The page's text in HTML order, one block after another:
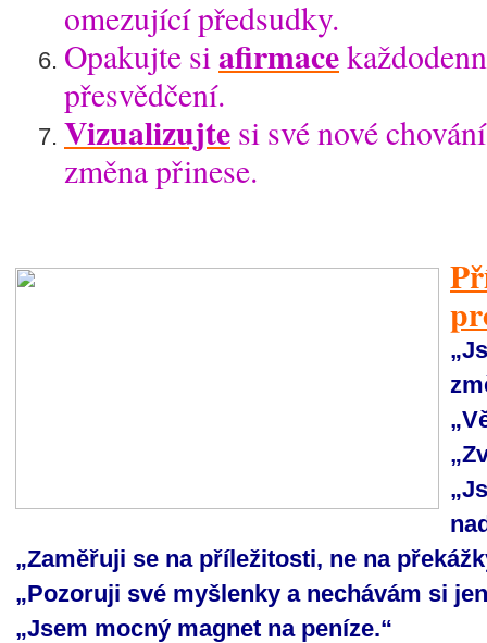
omezující předsudky.
Opakujte siafirmace
přesvědčení.
Vizualizujte si své nové
změna přinese.
„Zaměřuji se na příležitosti, ne na
„Pozoruji své myšlenky a nechávám si
„Jsem mocný magnet na peníze.“